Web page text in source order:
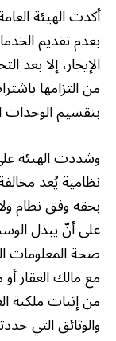
أكدت الهيئة
بعدم تقديم
الإيجار، إلا بعد
من التزامها
بتقسيم
وشددت الهيئة
نظامية يُعد
بحقه وفق نظام
على أنّ يبذل
صحة المعلومات
مع مالك العقار
من إثبات ملكية
والوثائق التي